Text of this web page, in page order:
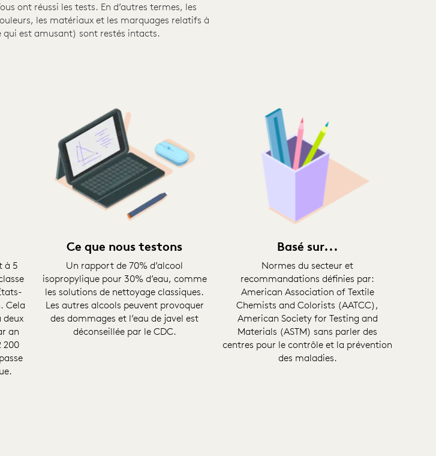
ont réussi les tests. En d’autres termes, les
les matériaux et les marquages relatifs à
est amusant) sont restés intacts.
à 5
Cela
deux
an
200
Ce que nous testons
Un rapport de 70% d’alcool
isopropylique pour 30% d’eau, comme
les solutions de nettoyage classiques.
Les autres alcools peuvent provoquer
des dommages et l’eau de javel est
déconseillée par le CDC.
Basé sur...
Normes du secteur et
recommandations définies par:
American Association of Textile
Chemists and Colorists (AATCC),
American Society for Testing and
Materials (ASTM) sans parler des
centres pour le contrôle et la prévention
des maladies.